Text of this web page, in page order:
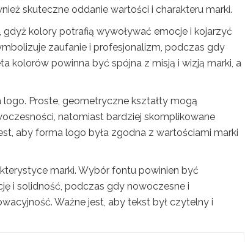
skuteczne oddanie wartości i charakteru marki.
kolory potrafią wywoływać emocje i kojarzyć
zaufanie i profesjonalizm, podczas gdy
kolorów powinna być spójna z misją i wizją marki, a
Proste, geometryczne kształty mogą
natomiast bardziej skomplikowane
aby forma logo była zgodna z wartościami marki
marki. Wybór fontu powinien być
i solidność, podczas gdy nowoczesne i
Ważne jest, aby tekst był czytelny i